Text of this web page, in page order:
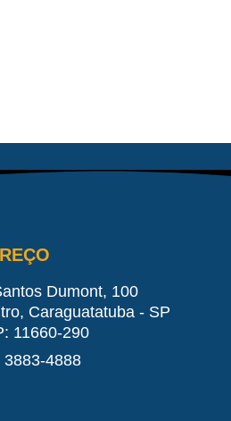
Dumont, 100
Caraguatatuba - SP
11660-290
3883-4888